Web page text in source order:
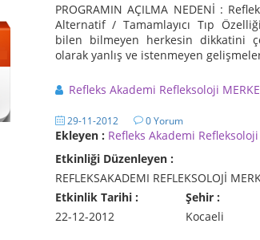
PROGRAMIN AÇILMA NEDENİ :
Alternatif / Tamamlayıcı Tıp
bilen bilmeyen herkesin dikkatini
olarak yanlış ve istenmeyen
Refleks Akademi Refleksoloji
29-11-2012 0 Yorum
Ekleyen : Refleks Akademi Refleksoloji
Etkinliği Düzenleyen :
REFLEKSAKADEMI REFLEKSOLOJİ
Etkinlik Tarihi :
22-12-2012
Şehir :
Kocaeli